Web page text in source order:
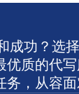
成功？选
优质的代
务，从容面